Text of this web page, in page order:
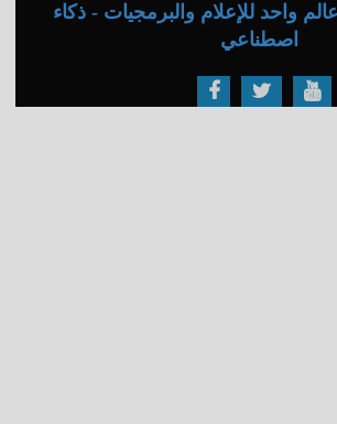
واحد للإعلام والبرمجيات - ذكاء
اصطناعي